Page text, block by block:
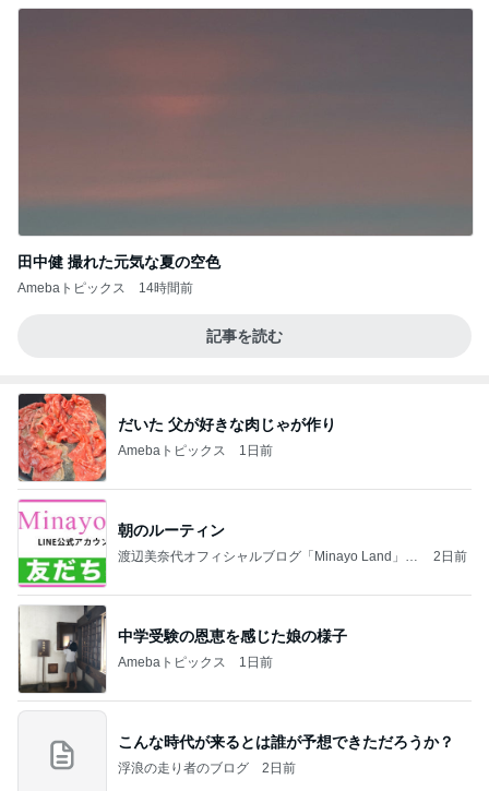
田中健 撮れた元気な夏の空色
Amebaトピックス 14時間前
記事を読む
だいた 父が好きな肉じゃが作り
Amebaトピックス 1日前
朝のルーティン
渡辺美奈代オフィシャルブログ「Minayo Land」P
2日前
中学受験の恩恵を感じた娘の様子
Amebaトピックス 1日前
こんな時代が来るとは誰が予想できただろうか？
浮浪の走り者のブログ 2日前